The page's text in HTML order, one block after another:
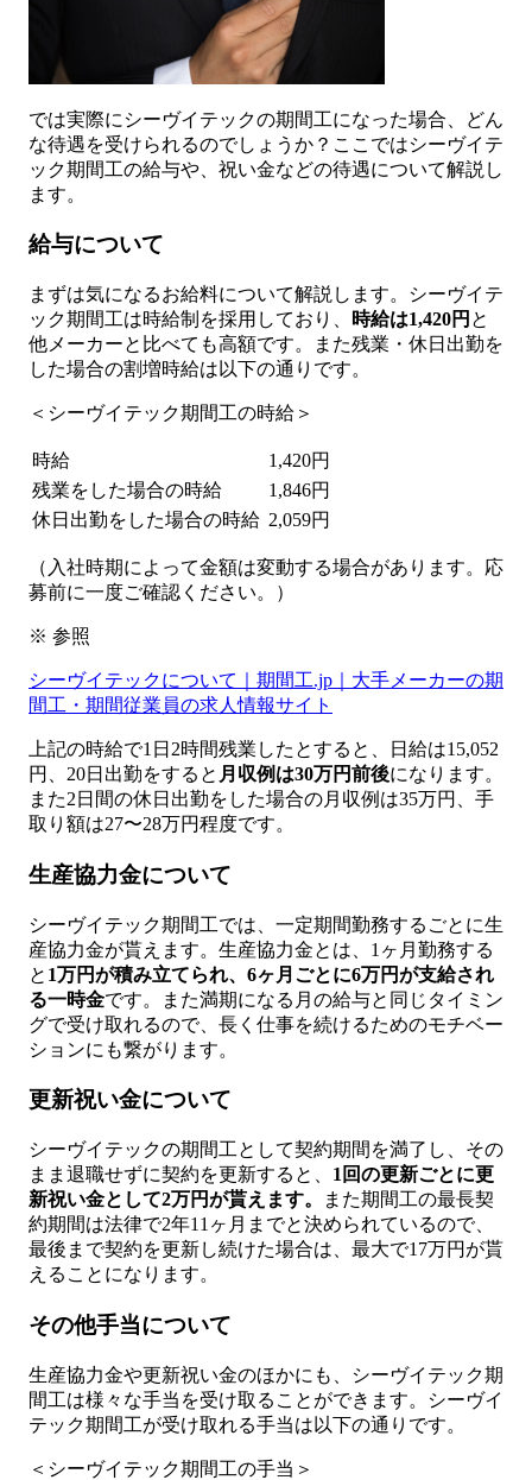
では実際にシーヴイテックの期間工になった場合、どん
な待遇を受けられるのでしょうか？ここではシーヴイテ
ック期間工の給与や、祝い金などの待遇について解説し
ます。
給与について
まずは気になるお給料について解説します。シーヴイテ
ック期間工は時給制を採用しており、
時給は1,420円 と
他メーカーと比べても高額です。また残業・休日出勤を
した場合の割増時給は以下の通りです。
＜シーヴイテック期間工の時給＞
時給
1,420円
残業をした場合の時給
1,846円
休日出勤をした場合の時給 2,059円
（入社時期によって金額は変動する場合があります。応
募前に一度ご確認ください。）
※ 参照
シーヴイテックについて｜期間工.jp｜大手メーカーの期
間工・期間従業員の求人情報サイト
上記の時給で1日2時間残業したとすると、日給は15,052
円、20日出勤をすると 月収例は30万円前後になります。
また2日間の休日出勤をした場合の月収例は35万円、手
取り額は27〜28万円程度です。
生産協力金について
シーヴイテック期間工では、一定期間勤務するごとに生
産協力金が貰えます。生産協力金とは、1ヶ月勤務する
と 1万円が積み立てられ、6ヶ月ごとに6万円が支給され
る一時金です。また満期になる月の給与と同じタイミン
グで受け取れるので、長く仕事を続けるためのモチベー
ションにも繋がります。
更新祝い金について
シーヴイテックの期間工として契約期間を満了し、その
まま退職せずに契約を更新すると、 1回の更新ごとに更
新祝い金として2万円が貰えます。
また期間工の最長契
約期間は法律で2年11ヶ月までと決められているので、
最後まで契約を更新し続けた場合は、最大で17万円が貰
えることになります。
その他手当について
生産協力金や更新祝い金のほかにも、シーヴイテック期
間工は様々な手当を受け取ることができます。シーヴイ
テック期間工が受け取れる手当は以下の通りです。
＜シーヴイテック期間工の手当＞